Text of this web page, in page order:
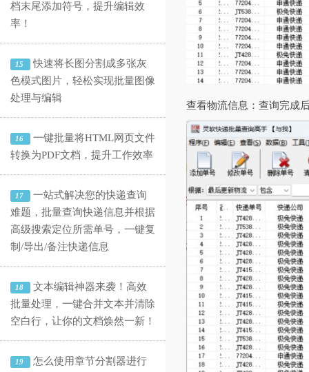
档末尾添加符号，提升编辑效
率！
15
快速将长图分割成多张灰
色模式图片，轻松实现批量图像
处理与编辑
16
一键批量将HTML网页文件
转换为PDF文档，提升工作效率
17
一站式解决您的快递查询
难题，批量查询快递信息并根据
高级搜索定位所需单号，一键复
制/导出/备注快递信息
18
文本编辑神器来袭！高效
批量处理，一键合并文本并清除
空白行，让你的文档焕然一新！
19
怎么使用章节分割器进行
查看物流信息‌：查询完成